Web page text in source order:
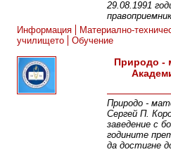
29.08.1991
Информация
Материално-
училището
Обучение
Природо -
Природо -
Сергей П.
заведение с
годините
да достигне